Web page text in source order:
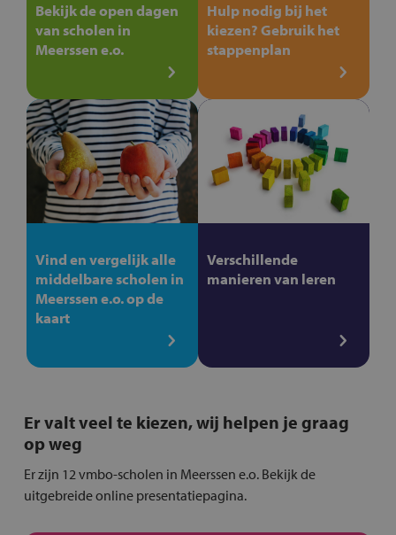
Bekijk de open dagen
van scholen in
Meerssen e.o.
Hulp nodig bij het
kiezen? Gebruik het
stappenplan
Vind en vergelijk alle
middelbare scholen in
Meerssen e.o. op de
kaart
Verschillende
manieren van leren
Er valt veel te kiezen, wij helpen je graag
op weg
Er zijn 12 vmbo-scholen in Meerssen e.o. Bekijk de
uitgebreide online presentatiepagina.